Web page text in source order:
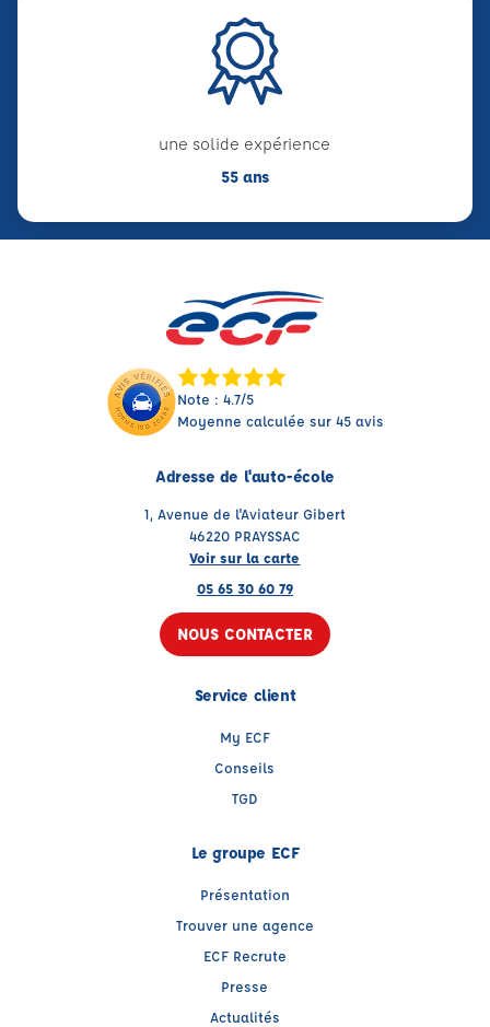
une solide expérience
55 ans
Note : 4.7/5
Moyenne calculée sur 45 avis
Adresse de l'auto-école
1, Avenue de l'Aviateur Gibert
46220 PRAYSSAC
Voir sur la carte
05 65 30 60 79
NOUS CONTACTER
Service client
My ECF
Conseils
TGD
Le groupe ECF
Présentation
Trouver une agence
ECF Recrute
Presse
Actualités